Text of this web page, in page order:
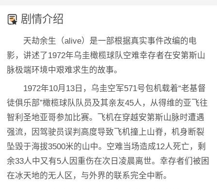
剧情介绍
天劫余生（alive）是一部根据真实事件改编的电
影，讲述了1972年乌圭橄榄球队空难幸存者在安第斯山
脉极端环境中艰难求生的故事。
1972年10月13日，乌圭空军571号包机载着“老基督
徒俱乐部”橄榄球队队员及其亲友45人，从得维的亚飞往
智利圣地亚哥参加比赛。飞机在穿越安第斯山脉时遭遇
强流，因驾驶员误判高度导致飞机撞上山脊，机身断裂
坠毁于海拔3500米的山中。空难当场造成12人死亡，剩
余33人中又有5人因重伤在次日凌晨离世。幸存者们被困
在冰天地的无人区，与外界的联系完全中断。